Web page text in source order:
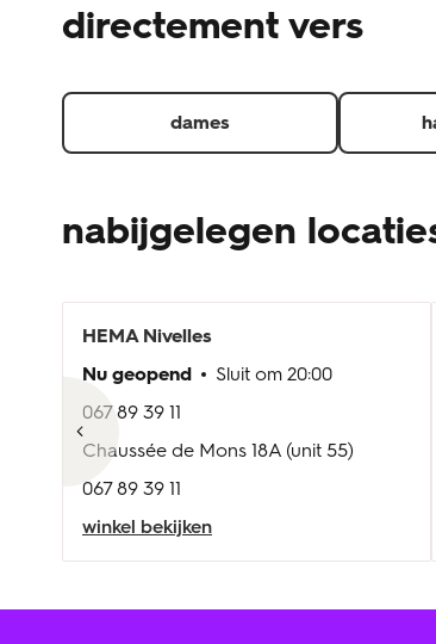
directement vers
dames
nabijgelegen
HEMA Nivelles
Nu geopend
Sluit om 20:00
067 89 39 11
Chaussée de Mons 18A (unit 55)
067 89 39 11
winkel bekijken